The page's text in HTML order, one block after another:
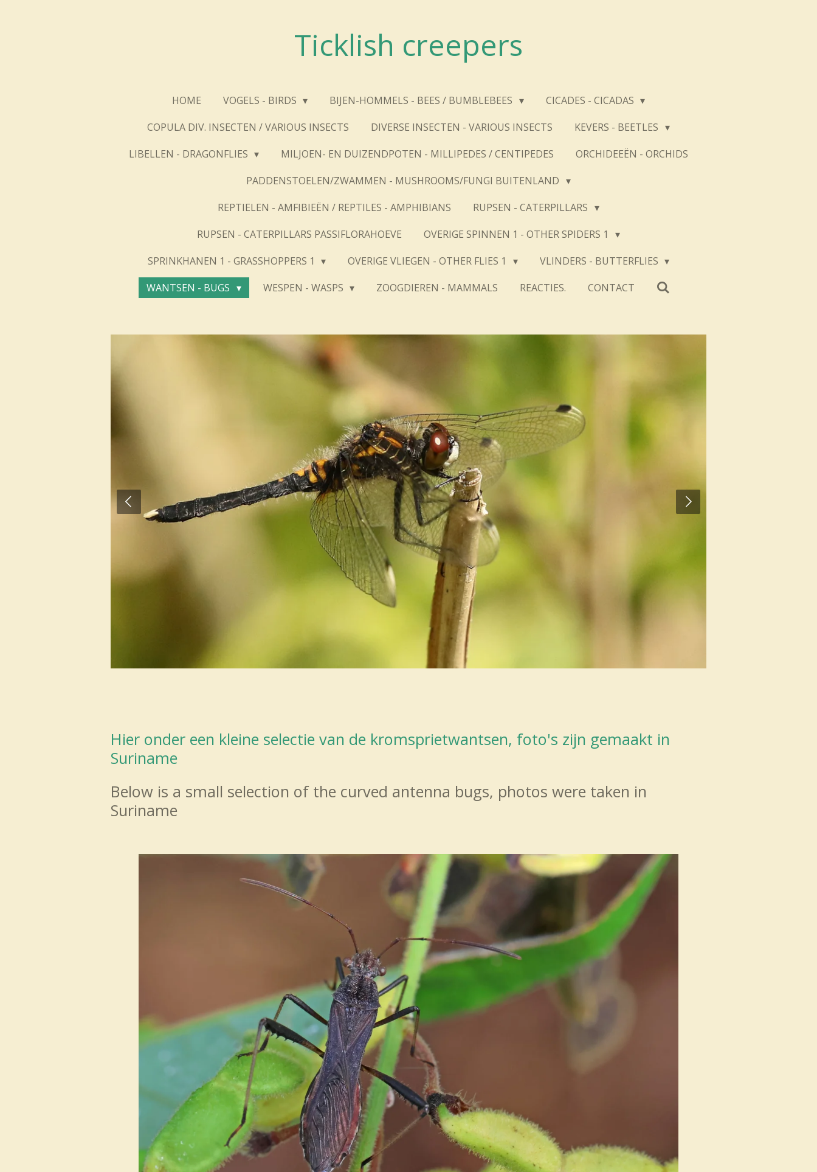
Ticklish creepers
HOME VOGELS - BIRDS BIJEN-HOMMELS - BEES / BUMBLEBEES
CICADES - CICADAS
COPULA DIV. INSECTEN / VARIOUS INSECTS
DIVERSE INSECTEN - VARIOUS INSECTS
KEVERS - BEETLES
LIBELLEN - DRAGONFLIES
MILJOEN- EN DUIZENDPOTEN - MILLIPEDES / CENTIPEDES
ORCHIDEEËN - ORCHIDS
PADDENSTOELEN/ZWAMMEN - MUSHROOMS/FUNGI BUITENLAND
REPTIELEN - AMFIBIEËN / REPTILES - AMPHIBIANS
RUPSEN - CATERPILLARS
RUPSEN - CATERPILLARS PASSIFLORAHOEVE
OVERIGE SPINNEN 1 - OTHER SPIDERS 1
SPRINKHANEN 1 - GRASSHOPPERS 1
OVERIGE VLIEGEN - OTHER FLIES 1
VLINDERS - BUTTERFLIES
WANTSEN - BUGS
WESPEN - WASPS ZOOGDIEREN - MAMMALS REACTIES. CONTACT
Hier onder een kleine selectie van de kromsprietwantsen, foto's zijn gemaakt in
Suriname
Below is a small selection of the curved antenna bugs, photos were taken in
Suriname